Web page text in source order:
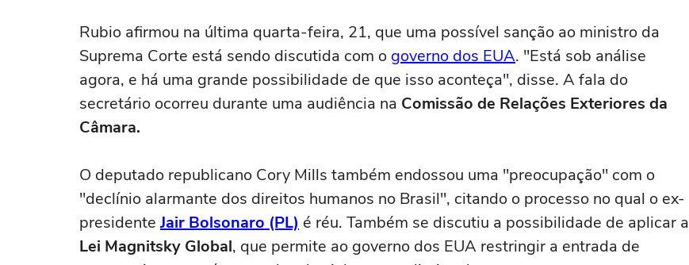
Rubio afirmou na última quarta-feira, 21, que uma possível sanção ao ministro da
Suprema Corte está sendo discutida com o governo dos EUA. "Está sob análise
agora, e há uma grande possibilidade de que isso aconteça", disse. A fala do
secretário ocorreu durante uma audiência na Comissão de Relações Exteriores da
Câmara.
O deputado republicano Cory Mills também endossou uma "preocupação" com o
"declínio alarmante dos direitos humanos no Brasil", citando o processo no qual o ex-
presidente Jair Bolsonaro (PL) é réu. Também se discutiu a possibilidade de aplicar a
Lei Magnitsky Global, que permite ao governo dos EUA restringir a entrada de